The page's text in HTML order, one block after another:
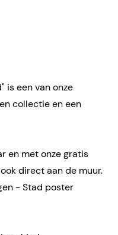
is een van onze
collectie en een
en met onze gratis
direct aan de muur.
- Stad poster